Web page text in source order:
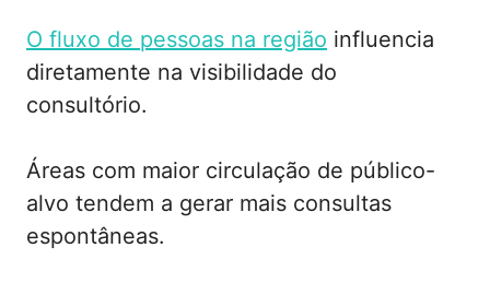
O fluxo de pessoas na região influencia
diretamente na visibilidade do
consultório.
Áreas com maior circulação de público-
alvo tendem a gerar mais consultas
espontâneas.